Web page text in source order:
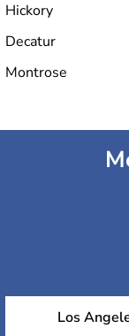
Hickory
Decatur
Montrose
Los